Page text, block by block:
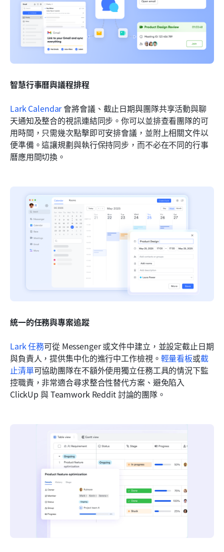
智慧行事曆與議程排程
Lark Calendar 會將會議、截止日期與團隊共享活動與聊
天通知及整合的視訊連結同步。你可以並排查看團隊的可
用時間，只需幾次點擊即可安排會議，並附上相關文件以
便準備。這讓規劃與執行保持同步，而不必在不同的行事
曆應用間切換。
統一的任務與專案追蹤
Lark 任務可從 Messenger 或文件中建立，並設定截止日期
與負責人，提供集中化的進行中工作檢視。 輕量看板或截
止清單可協助團隊在不額外使用獨立任務工具的情況下監
控職責，非常適合尋求整合性替代方案、避免陷入
ClickUp 與 Teamwork Reddit 討論的團隊。